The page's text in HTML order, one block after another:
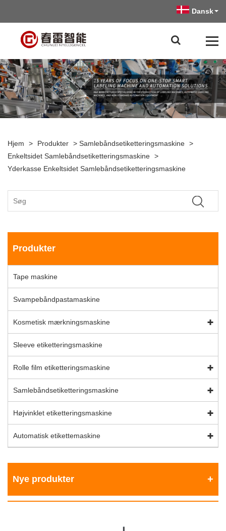
Dansk
Hjem > Produkter > Samlebåndsetiketteringsmaskine >
Enkeltsidet Samlebåndsetiketteringsmaskine >
Yderkasse Enkeltsidet Samlebåndsetiketteringsmaskine
Produkter
Tape maskine
Svampebåndpastamaskine
Kosmetisk mærkningsmaskine
Sleeve etiketteringsmaskine
Rolle film etiketteringsmaskine
Samlebåndsetiketteringsmaskine
Højvinklet etiketteringsmaskine
Automatisk etikettemaskine
Nye produkter